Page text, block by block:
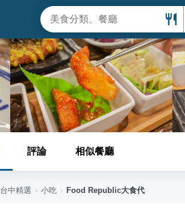
評論 相似餐廳
台中精選 › 小吃 › Food Republic大食代